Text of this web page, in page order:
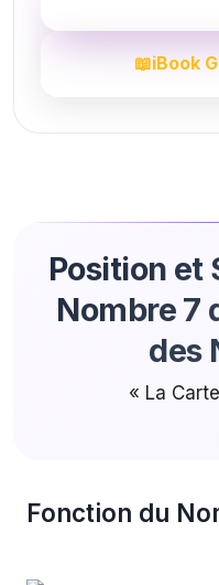
📖iBook
Position et
Nombre 7
des
« La
Fonction du